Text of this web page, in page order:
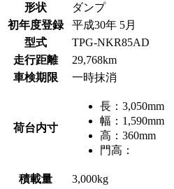
形状
ダンプ
初年度登録
平成30年 5月
型式
TPG-NKR85AD
走行距離
29,768km
車検期限
一時抹消
荷台内寸
長： 3,050mm
幅： 1,590mm
高： 360mm
門高：
積載量
3,000kg